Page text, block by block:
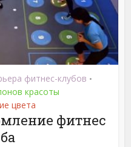
фитнес-клубов •
красоты
цвета
фитнес